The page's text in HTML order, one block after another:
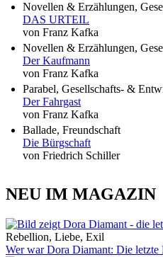
Novellen & Erzählungen,
DAS URTEIL
von Franz Kafka
Novellen & Erzählungen,
Der Kaufmann
von Franz Kafka
Parabel, Gesellschafts- &
Der Fahrgast
von Franz Kafka
Ballade, Freundschaft
Die Bürgschaft
von Friedrich Schiller
NEU IM MAGAZIN
Rebellion, Liebe, Exil
Wer war Dora Diamant: Die letzte